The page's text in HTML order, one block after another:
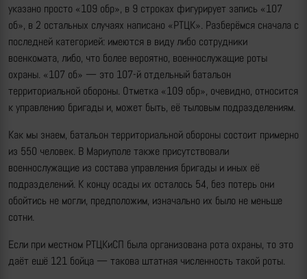
указано просто «109 обр», в 9 строках фигурирует запись «107
об», в 2 остальных случаях написано «РТЦК». Разберёмся сначала с
последней категорией: имеются в виду либо сотрудники
военкомата, либо, что более вероятно, военнослужащие роты
охраны. «107 об» — это 107-й отдельный батальон
территориальной обороны. Отметка «109 обр», очевидно, относится
к управлению бригады и, может быть, её тыловым подразделениям.
Как мы знаем, батальон территориальной обороны состоит примерно
из 550 человек. В Мариуполе также присутствовали
военнослужащие из состава управления бригады и иных её
подразделений. К концу осады их осталось 54, без потерь они
обойтись не могли, предположим, изначально их было не меньше
сотни.
Если при местном РТЦКиСП была организована рота охраны, то это
даёт ешё 121 бойца — такова штатная численность такой роты.